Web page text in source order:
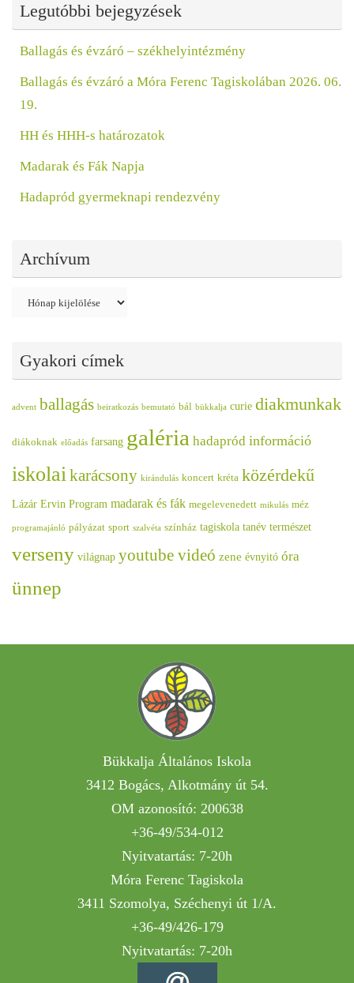
Legutóbbi bejegyzések
Ballagás és évzáró – székhelyintézmény
Ballagás és évzáró a Móra Ferenc Tagiskolában 2026. 06.
19.
HH és HHH-s határozatok
Madarak és Fák Napja
Hadapród gyermeknapi rendezvény
Archívum
Archívum
Gyakori címek
advent ballagás beiratkozás bemutató bál bükkalja curie diakmunkak
diákoknak előadás farsang galéria hadapród információ
iskolaikarácsony kirándulás koncert kréta közérdekű
Lázár Ervin Program madarak és fák megelevenedett mikulás méz
programajánló pályázat sport szalvéta színház tagiskola tanév természet
verseny világnap youtube videó zene évnyitó óra
ünnep
Bükkalja Általános Iskola
3412 Bogács, Alkotmány út 54.
OM azonosító: 200638
+36-49/534-012
Nyitvatartás: 7-20h
Móra Ferenc Tagiskola
3411 Szomolya, Széchenyi út 1/A.
+36-49/426-179
Nyitvatartás: 7-20h